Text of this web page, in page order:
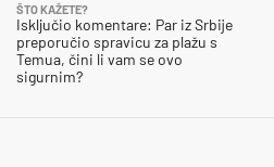
ŠTO KAŽETE?
Isključio komentare: Par iz Srbije
preporučio spravicu za plažu s
Temua, čini li vam se ovo
sigurnim?